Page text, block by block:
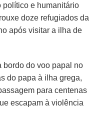
político e humanitário
doze refugiados da
após visitar a ilha de
bordo do voo papal no
do papa à ilha grega,
para centenas
escapam à violência